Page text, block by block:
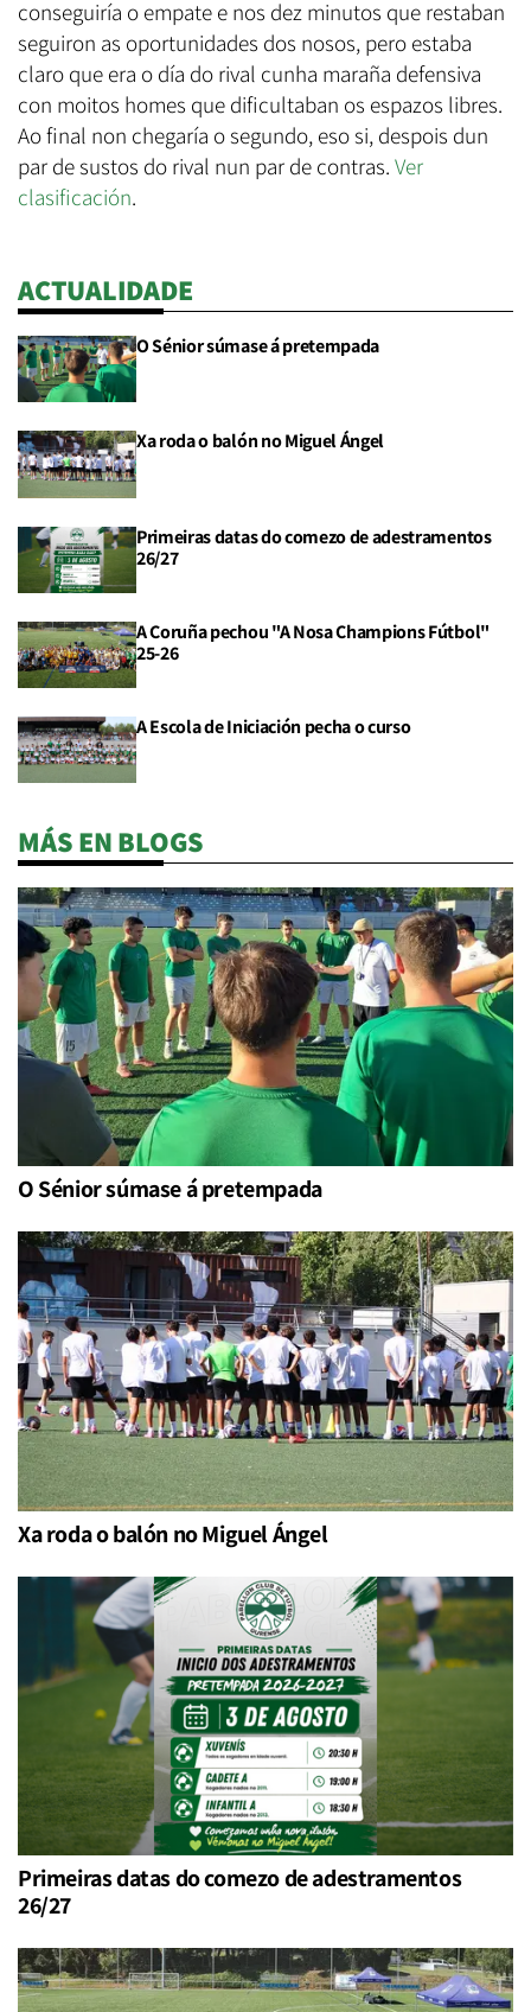
conseguiría o empate e nos dez minutos que restaban
seguiron as oportunidades dos nosos, pero estaba
claro que era o día do rival cunha maraña defensiva
con moitos homes que dificultaban os espazos libres.
Ao final non chegaría o segundo, eso si, despois dun
par de sustos do rival nun par de contras. Ver
clasificación.
ACTUALIDADE
O Sénior súmase á pretempada
Xa roda o balón no Miguel Ángel
Primeiras datas do comezo de adestramentos
26/27
A Coruña pechou "A Nosa Champions Fútbol"
25-26
A Escola de Iniciación pecha o curso
MÁS EN BLOGS
O Sénior súmase á pretempada
Xa roda o balón no Miguel Ángel
Primeiras datas do comezo de adestramentos
26/27